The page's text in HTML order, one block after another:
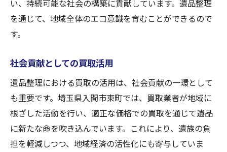
い、持続可能な社会の構築に貢献しています。遺品整理
を通じて、地域全体のエコ意識を育むことができるので
す。
社会貢献としての買取活用
遺品整理における買取の活用は、社会貢献の一環として
も重要です。埼玉県入間市東町では、買取業者が地域に
根ざした活動を行い、適正な価格での買取を通じて遺品
に新たな命を吹き込んでいます。これにより、遺族の負
担を軽減しつつ、地域経済の活性化にも寄与していま